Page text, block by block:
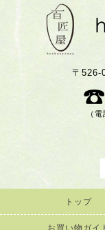
〒526-
（
トップ
お買い物ガイ